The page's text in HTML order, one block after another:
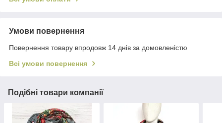
Умови повернення
Повернення товару впродовж 14 днів за домовленістю
Всі умови повернення
Подібні товари компанії